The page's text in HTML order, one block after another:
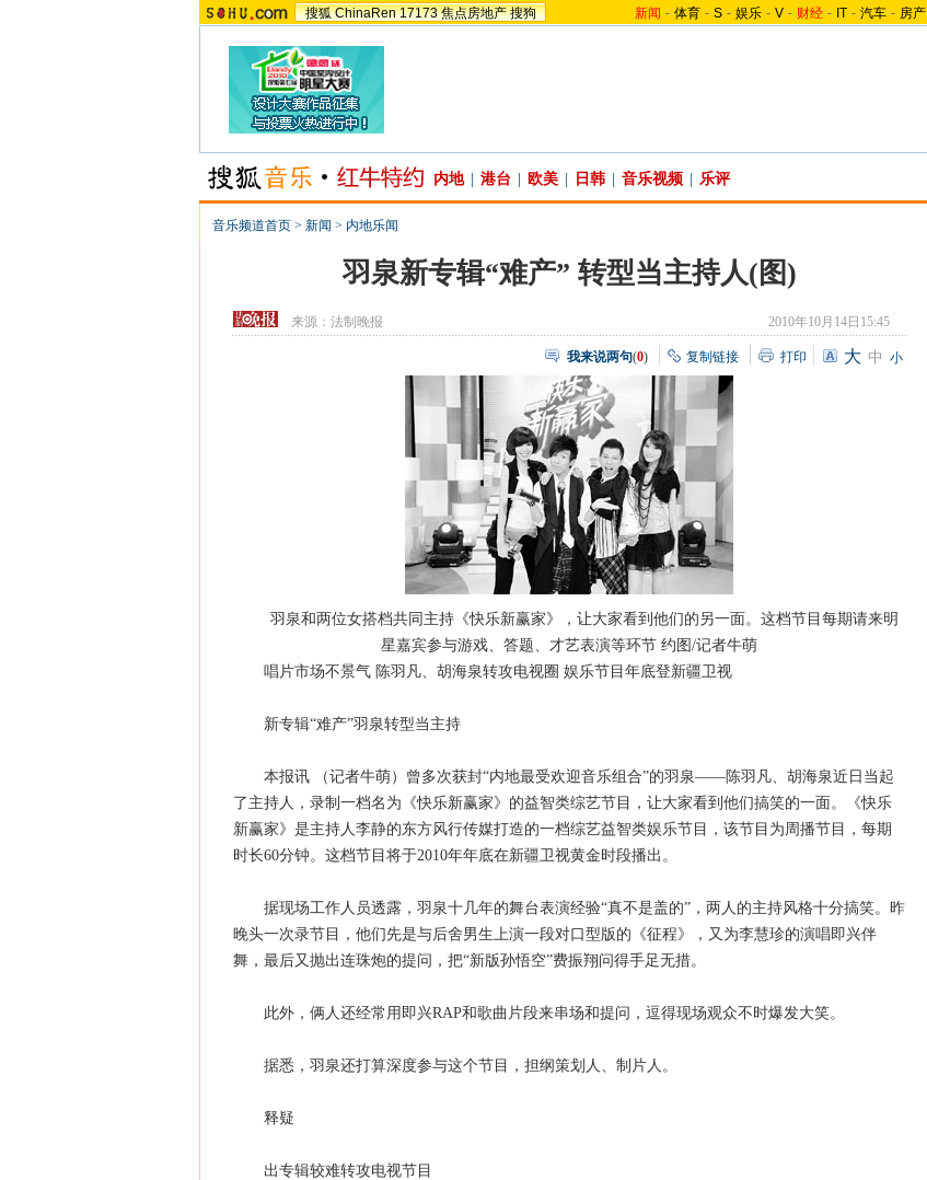
搜狐 ChinaRen 17173 焦点房地产 搜狗 新闻 - 体育 - S - 娱乐 - V - 财经 - IT - 汽车 - 房产
内地 港台 欧美 日韩 音乐视频 乐评
音乐频道首页 > 新闻 > 内地乐闻
羽泉新专辑“难产” 转型当主持人(图)
来源：法制晚报 2010年10月14日15:45
我来说两句(0) 复制链接 打印 大 中 小
羽泉和两位女搭档共同主持《快乐新赢家》，让大家看到他们的另一面。这档节目每期请来明
星嘉宾参与游戏、答题、才艺表演等环节 约图/记者牛萌
唱片市场不景气 陈羽凡、胡海泉转攻电视圈 娱乐节目年底登新疆卫视
新专辑“难产”羽泉转型当主持
本报讯 （记者牛萌）曾多次获封“内地最受欢迎音乐组合”的羽泉——陈羽凡、胡海泉近日当起
了主持人，录制一档名为《快乐新赢家》的益智类综艺节目，让大家看到他们搞笑的一面。《快乐
新赢家》是主持人李静的东方风行传媒打造的一档综艺益智类娱乐节目，该节目为周播节目，每期
时长60分钟。这档节目将于2010年年底在新疆卫视黄金时段播出。
据现场工作人员透露，羽泉十几年的舞台表演经验“真不是盖的”，两人的主持风格十分搞笑。昨
晚头一次录节目，他们先是与后舍男生上演一段对口型版的《征程》，又为李慧珍的演唱即兴伴
舞，最后又抛出连珠炮的提问，把“新版孙悟空”费振翔问得手足无措。
此外，俩人还经常用即兴RAP和歌曲片段来串场和提问，逗得现场观众不时爆发大笑。
据悉，羽泉还打算深度参与这个节目，担纲策划人、制片人。
释疑
出专辑较难转攻电视节目